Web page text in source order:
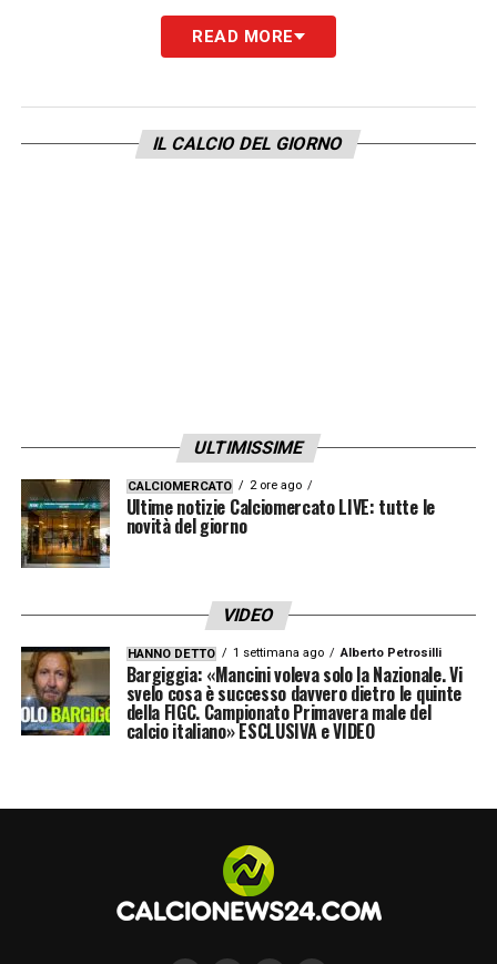
READ MORE
IL CALCIO DEL GIORNO
ULTIMISSIME
CALCIOMERCATO 2 ore ago
Ultime notizie Calciomercato LIVE: tutte le
novità del giorno
VIDEO
HANNO DETTO 1 settimana ago Alberto Petrosilli
Bargiggia: «Mancini voleva solo la Nazionale. Vi
svelo cosa è successo davvero dietro le quinte
della FIGC. Campionato Primavera male del
calcio italiano» ESCLUSIVA e VIDEO